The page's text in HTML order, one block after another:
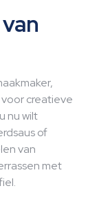
creatieve
nu wilt
of
van
met